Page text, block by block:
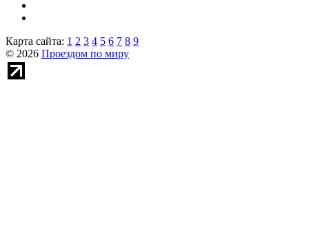
Карта сайта: 1 2 3 4 5 6 7 8 9
© 2026 Проездом по миру